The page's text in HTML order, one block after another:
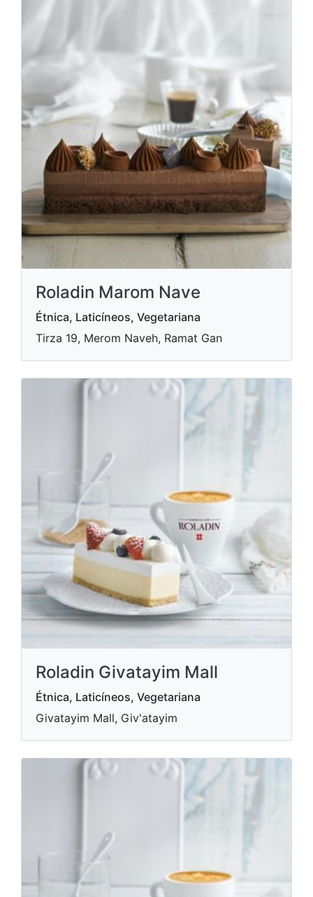
Roladin Marom Nave
Étnica, Laticíneos, Vegetariana
Tirza 19, Merom Naveh, Ramat Gan
Roladin Givatayim Mall
Étnica, Laticíneos, Vegetariana
Givatayim Mall, Giv'atayim